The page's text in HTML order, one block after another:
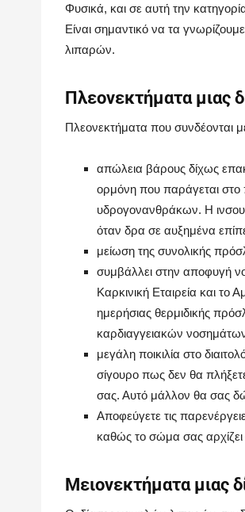
Φυσικά, και σε αυτή την
Είναι σημαντικό να τα
λιπαρών.
Πλεονεκτήματα μιας
Πλεονεκτήματα που συνδέονται
απώλεια βάρους δίχως
ορμόνη που παράγεται στο
υδρογονανθράκων. Η
όταν δρα σε αυξημένα
μείωση της συνολικής
συμβάλλει στην αποφυγή
Καρκινική Εταιρεία και
ημερήσιας θερμιδικής
καρδιαγγειακών
μεγάλη ποικιλία στο
σίγουρο πως δεν θα
σας. Αυτό μάλλον θα σας
Αποφεύγετε τις
καθώς το σώμα σας αρχίζει
Μειονεκτήματα μιας